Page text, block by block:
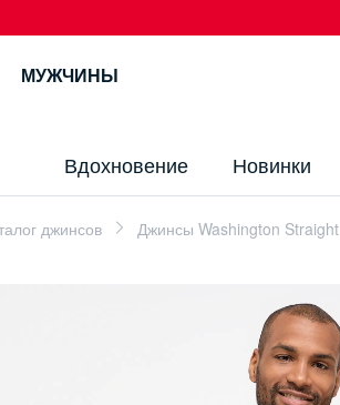
МУЖЧИНЫ
Вдохновение Новинки
джинсов Джинсы Washington Straight